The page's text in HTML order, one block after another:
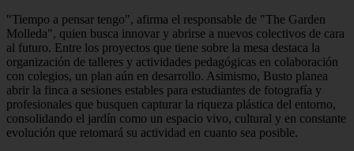
"Tiempo a pensar tengo", afirma el responsable de "The Garden
Molleda", quien busca innovar y abrirse a nuevos colectivos de cara
al futuro. Entre los proyectos que tiene sobre la mesa destaca la
organización de talleres y actividades pedagógicas en colaboración
con colegios, un plan aún en desarrollo. Asimismo, Busto planea
abrir la finca a sesiones estables para estudiantes de fotografía y
profesionales que busquen capturar la riqueza plástica del entorno,
consolidando el jardín como un espacio vivo, cultural y en constante
evolución que retomará su actividad en cuanto sea posible.